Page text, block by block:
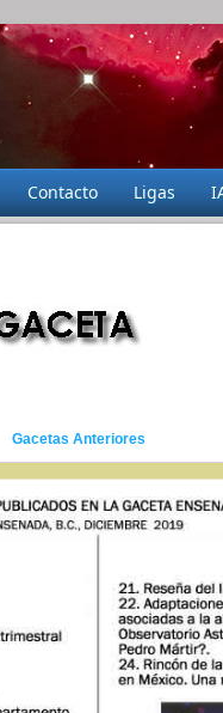
Contacto Ligas
Gacetas Anteriores